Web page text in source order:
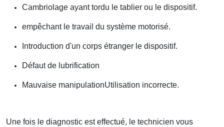
Cambriolage ayant tordu le tablier ou le dispositif.
empêchant le travail du système motorisé.
Introduction d'un corps étranger le dispositif.
Défaut de lubrification
Mauvaise manipulationUtilisation incorrecte.
Une fois le diagnostic est effectué, le technicien vous